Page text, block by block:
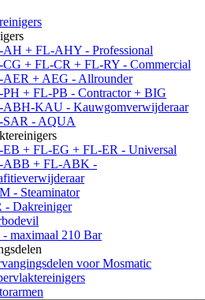
+ FL-AHY - Professional
+ FL-CR + FL-RY - Commercial
AER + AEG - Allrounder
+ FL-PB - Contractor + BIG
ABH-KAU - Kauwgomverwijderaar
SAR - AQUA
+ FL-EG + FL-ER - Universal
ABB + FL-ABK -
- Steaminator
- Dakreiniger
- maximaal 210 Bar
voor Mosmatic